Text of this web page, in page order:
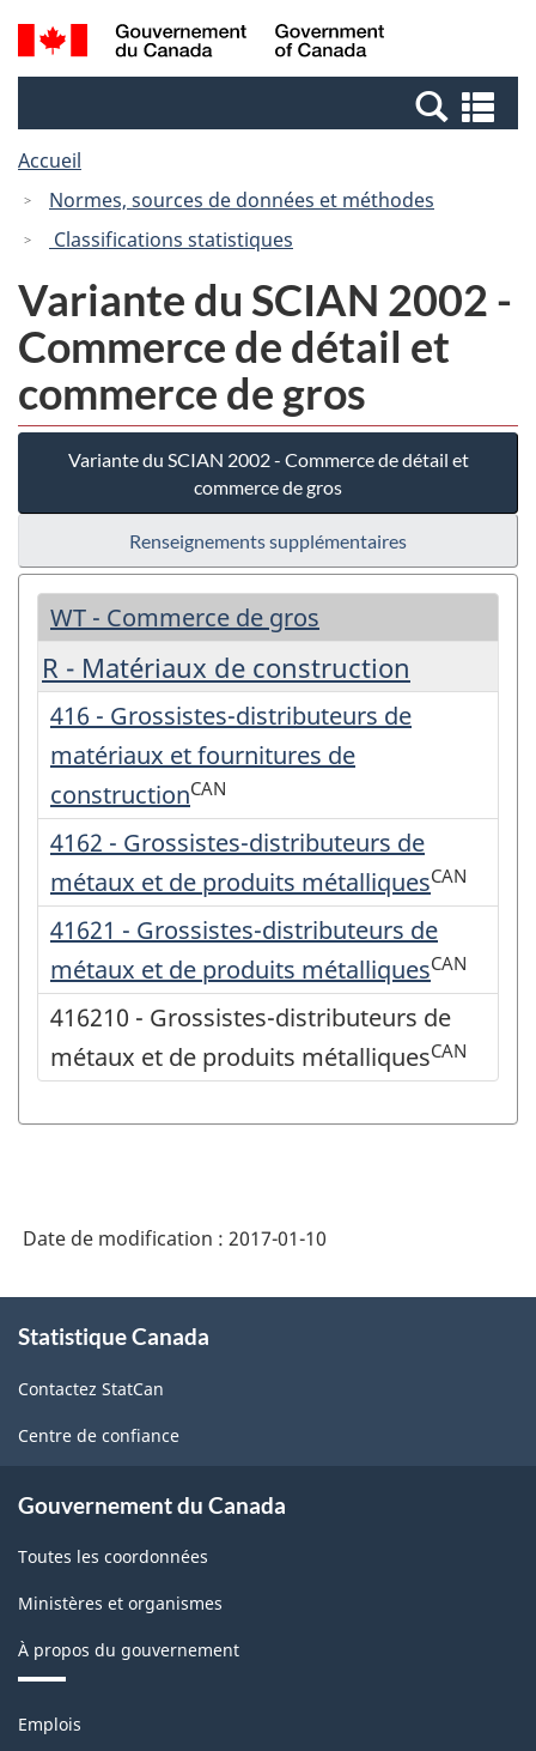
Passer
au
Passer
à
Canada
Recherche
et
et
Accueil
Normes, sources de données et méthodes
Classifications statistiques
Variante du SCIAN 2002 -
Commerce de détail et
commerce de gros
Variante du SCIAN 2002 - Commerce de détail et
commerce de gros
Renseignements supplémentaires
WT - Commerce de gros
R - Matériaux de construction
416 - Grossistes-distributeurs de
matériaux et fournitures de
constructionCAN
4162 - Grossistes-distributeurs de
métaux et de produits métalliquesCAN
41621 - Grossistes-distributeurs de
métaux et de produits métalliquesCAN
416210 - Grossistes-distributeurs de
métaux et de produits métalliquesCAN
Date de modification : 2017-01-10
propos
ce
site
Statistique Canada
Contactez StatCan
Centre de confiance
Gouvernement du Canada
Toutes les coordonnées
Ministères et organismes
À propos du gouvernement
Thèmes
Emplois